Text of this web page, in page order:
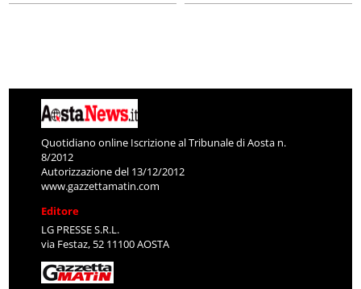
Quotidiano online Iscrizione al Tribunale di Aosta n.
8/2012
Autorizzazione del 13/12/2012
www.gazzettamatin.com
Editore
LG PRESSE S.R.L.
via Festaz, 52 11100 AOSTA